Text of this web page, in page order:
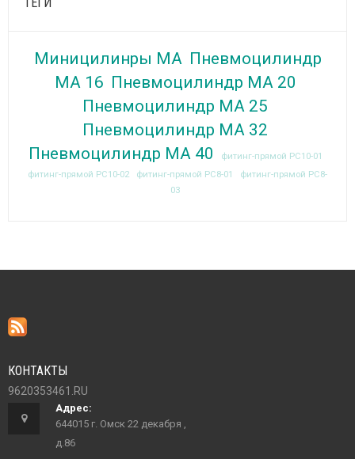
Миницилинры MA Пневмоцилиндр
МА 16 Пневмоцилиндр МА 20
Пневмоцилиндр МА 25
Пневмоцилиндр МА 32
Пневмоцилиндр МА 40
фитинг-прямой PC10-01
фитинг-прямой PC10-02
фитинг-прямой PC8-01
фитинг-прямой PC8-
03
КОНТАКТЫ
9620353461.RU
Адрес:
644015 г. Омск 22 декабря ,
д.86